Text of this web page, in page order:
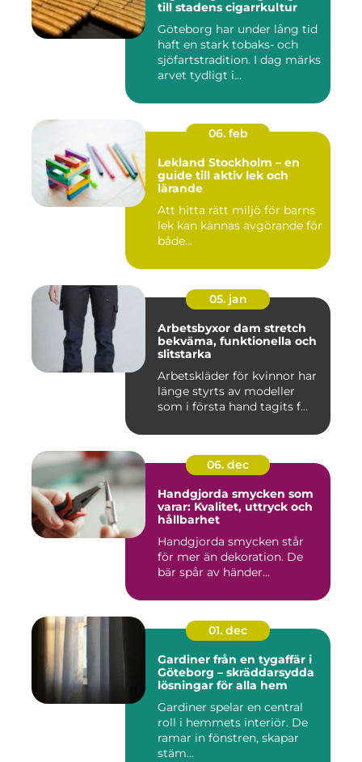
till stadens cigarrkultur
Göteborg har under lång tid
haft en stark tobaks- och
sjöfartstradition. I dag märks
arvet tydligt i...
06. feb
Lekland Stockholm – en
guide till aktiv lek och
lärande
Att hitta rätt miljö för barns
lek kan kännas avgörande för
både...
05. jan
Arbetsbyxor dam stretch
bekväma, funktionella och
slitstarka
Arbetskläder för kvinnor har
länge styrts av modeller
som i första hand tagits f...
06. dec
Handgjorda smycken som
varar: Kvalitet, uttryck och
hållbarhet
Handgjorda smycken står
för mer än dekoration. De
bär spår av händer...
01. dec
Gardiner från en tygaffär i
Göteborg – skräddarsydda
lösningar för alla hem
Gardiner spelar en central
roll i hemmets interiör. De
ramar in fönstren, skapar
stäm...